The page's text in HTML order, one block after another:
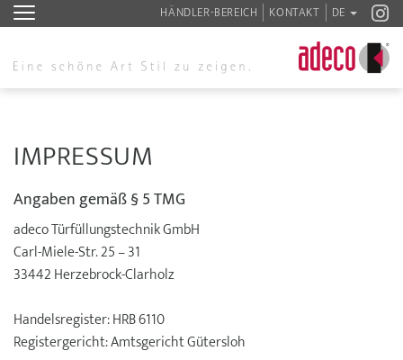
HÄNDLER-BEREICH KONTAKT DE
IMPRESSUM
Angaben gemäß § 5 TMG
adeco Türfüllungstechnik GmbH
Carl-Miele-Str. 25 – 31
33442 Herzebrock-Clarholz
Handelsregister: HRB 6110
Registergericht: Amtsgericht Gütersloh